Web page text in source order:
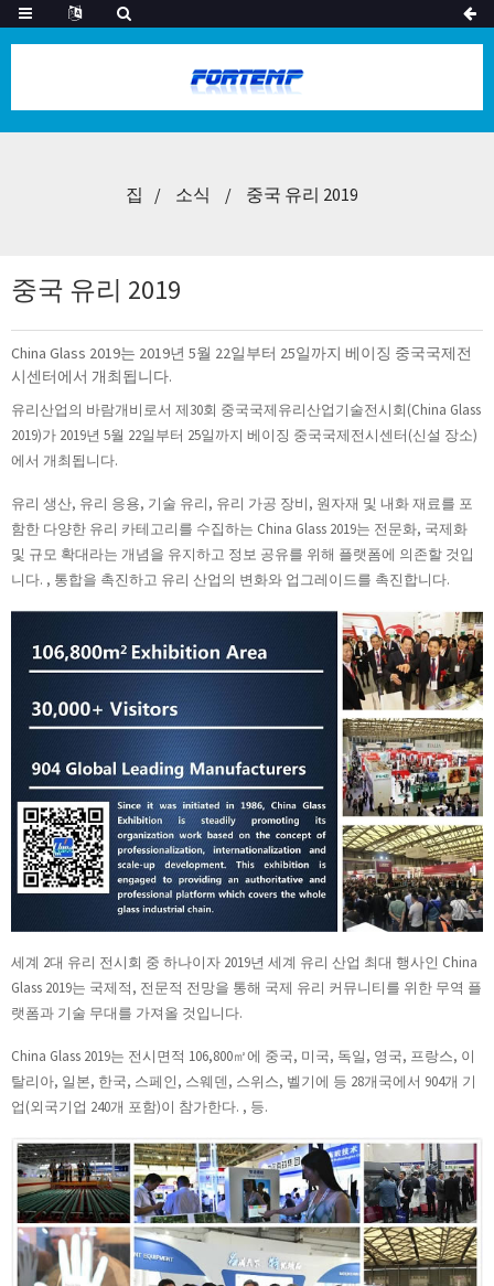
집 소식 중국 유리 2019
중국 유리 2019
China Glass 2019는 2019년 5월 22일부터 25일까지 베이징 중국국제전
시센터에서 개최됩니다.
유리산업의 바람개비로서 제30회 중국국제유리산업기술전시회(China Glass
2019)가 2019년 5월 22일부터 25일까지 베이징 중국국제전시센터(신설 장소)
에서 개최됩니다.
유리 생산, 유리 응용, 기술 유리, 유리 가공 장비, 원자재 및 내화 재료를 포
함한 다양한 유리 카테고리를 수집하는 China Glass 2019는 전문화, 국제화
및 규모 확대라는 개념을 유지하고 정보 공유를 위해 플랫폼에 의존할 것입
니다. , 통합을 촉진하고 유리 산업의 변화와 업그레이드를 촉진합니다.
세계 2대 유리 전시회 중 하나이자 2019년 세계 유리 산업 최대 행사인 China
Glass 2019는 국제적, 전문적 전망을 통해 국제 유리 커뮤니티를 위한 무역 플
랫폼과 기술 무대를 가져올 것입니다.
China Glass 2019는 전시면적 106,800㎡에 중국, 미국, 독일, 영국, 프랑스, ​​이
탈리아, 일본, 한국, 스페인, 스웨덴, 스위스, 벨기에 등 28개국에서 904개 기
업(외국기업 240개 포함)이 참가한다. , 등.